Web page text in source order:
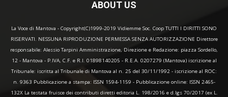
ABOUT US
La Voce di Mantova - Copyright(C)1999-2019 Vidiemme Soc. Coop TUTTI I DIRITTI SONO
RISERVATI. NESSUNA RIPRODUZIONE PERMESSA SENZA AUTORIZZAZIONE Direttore
responsabile: Alessio Tarpini Amministrazione, Direzione e Redazione: piazza Sordello,
12 - Mantova - P.IVA, C.F. e R.I. 01898140205 - R.E.A. 0207279 (Mantova) iscrizione al
Tribunale: iscritta al Tribunale di Mantova al n. 25 del 30/11/1992 - iscrizione al ROC:
n. 9363 Pubblicazione a stampa: ISSN 1594-1159 - Pubblicazione online: ISSN 2465-
132X La testata fruisce dei contributi diretti editoria L. 198/2016 e d.lgs 70/2017 (ex L.